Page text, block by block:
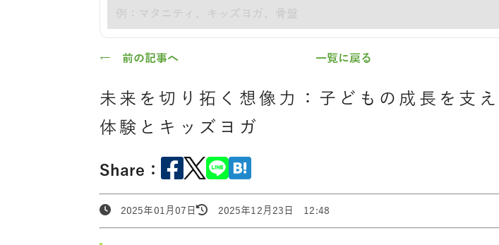
JAHAについて JAHAヨガスタジオ概要 直営校ブログ
JAHA資格講座一覧 卒業生の声 養成講座お申込み
骨盤スリムヨガ®通信 ベビママヨガW通信 ベビー「ピラティス＆
ヨガレッスンカレンダー オンラインヨガ詳細 出張ヨガ・オフィスヨ
← 前の記事へ 一覧に戻る
未来を切り拓く想像力：子どもの成長を支え
体験とキッズヨガ
Share：
2025年01月07日 2025年12月23日 12:48